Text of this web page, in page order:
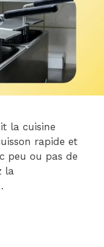
la cuisine
rapide et
peu ou pas de
la